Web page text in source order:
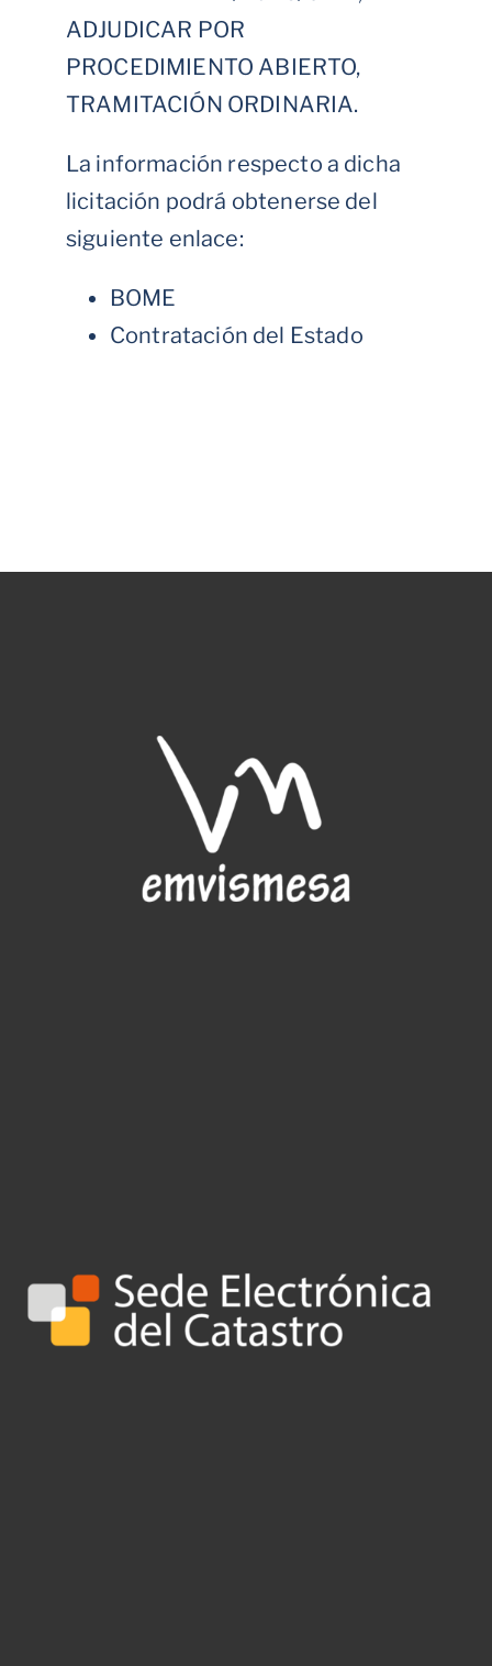
ADJUDICAR POR
PROCEDIMIENTO ABIERTO,
TRAMITACIÓN ORDINARIA.
La información respecto a dicha
licitación podrá obtenerse del
siguiente enlace:
BOME
Contratación del Estado